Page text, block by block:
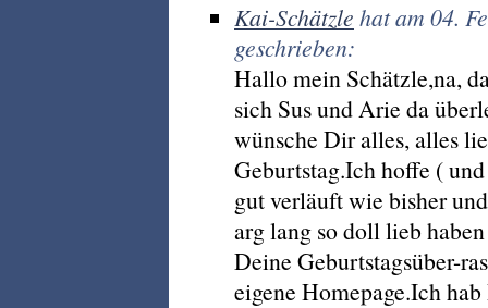
Kai-Schätzle hat am 04.
geschrieben:
Hallo mein Schätzle,na,
sich Sus und Arie da
wünsche Dir alles, alles
Geburtstag.Ich hoffe (
gut verläuft wie bisher
arg lang so doll lieb
Deine Geburtstagsüber-
eigene Homepage.Ich